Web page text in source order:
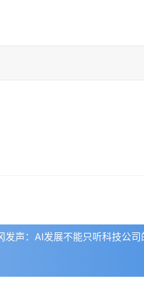
声：AI发展不能只听科技公司